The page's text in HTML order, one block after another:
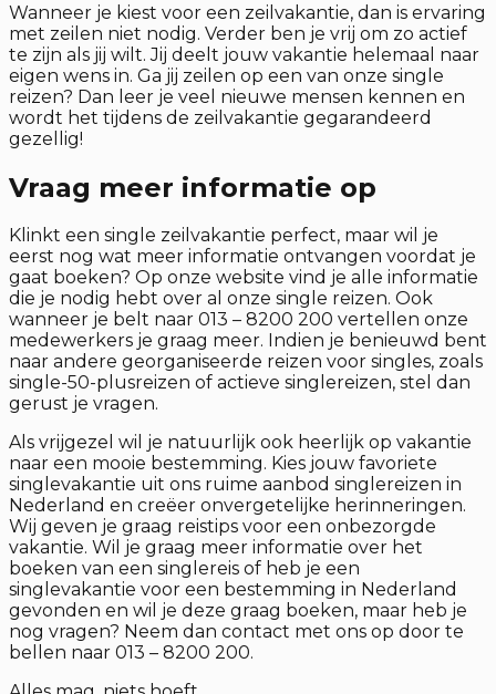
Wanneer je kiest voor een zeilvakantie, dan is ervaring
met zeilen niet nodig. Verder ben je vrij om zo actief
te zijn als jij wilt. Jij deelt jouw vakantie helemaal naar
eigen wens in. Ga jij zeilen op een van onze single
reizen? Dan leer je veel nieuwe mensen kennen en
wordt het tijdens de zeilvakantie gegarandeerd
gezellig!
Vraag meer informatie op
Klinkt een single zeilvakantie perfect, maar wil je
eerst nog wat meer informatie ontvangen voordat je
gaat boeken? Op onze website vind je alle informatie
die je nodig hebt over al onze single reizen. Ook
wanneer je belt naar 013 – 8200 200 vertellen onze
medewerkers je graag meer. Indien je benieuwd bent
naar andere georganiseerde reizen voor singles, zoals
single-50-plusreizen of actieve singlereizen, stel dan
gerust je vragen.
Als vrijgezel wil je natuurlijk ook heerlijk op vakantie
naar een mooie bestemming. Kies jouw favoriete
singlevakantie uit ons ruime aanbod singlereizen in
Nederland en creëer onvergetelijke herinneringen.
Wij geven je graag reistips voor een onbezorgde
vakantie. Wil je graag meer informatie over het
boeken van een singlereis of heb je een
singlevakantie voor een bestemming in Nederland
gevonden en wil je deze graag boeken, maar heb je
nog vragen? Neem dan contact met ons op door te
bellen naar 013 – 8200 200.